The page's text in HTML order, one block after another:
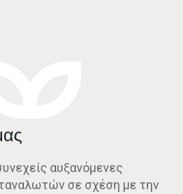
αυξανόμενες
σε σχέση με την